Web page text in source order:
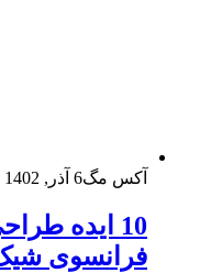
آکس مگ6 آذر, 1402
10 ایده
فرانسوی شیک و